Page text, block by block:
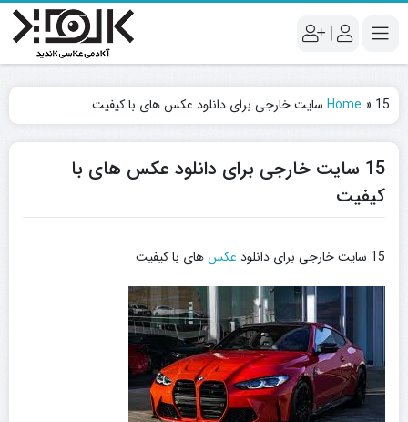
|
Home » 15 سایت خارجی برای دانلود عکس های با کیفیت
15 سایت خارجی برای دانلود عکس های با
کیفیت
15 سایت خارجی برای دانلود عکسهای با کیفیت